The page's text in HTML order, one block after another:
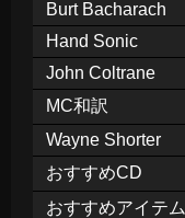
Burt Bacharach
Hand Sonic
John Coltrane
MC和訳
Wayne Shorter
おすすめCD
おすすめアイテム